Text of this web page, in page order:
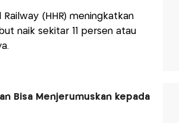
(HHR) meningkatkan
naik sekitar 11 persen atau
Bisa Menjerumuskan kepada